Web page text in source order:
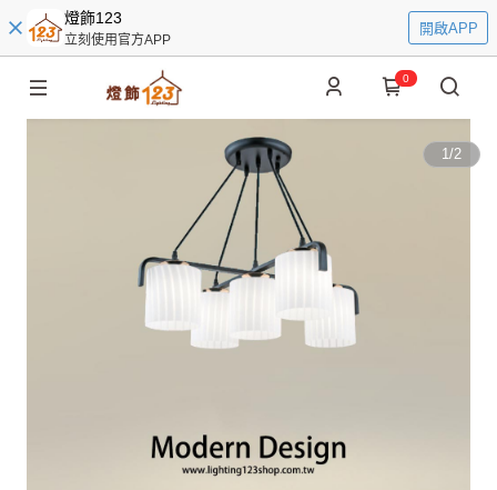
燈飾123
立刻使用官方APP
開啟APP
0
1/2